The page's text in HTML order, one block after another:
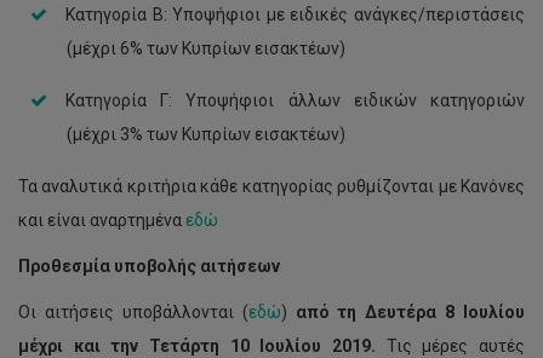
Κατηγορία Β: Υποψήφιοι με ειδικές ανάγκες/περιστάσεις
(μέχρι 6% των Κυπρίων εισακτέων)
Κατηγορία Γ: Υποψήφιοι άλλων ειδικών κατηγοριών
(μέχρι 3% των Κυπρίων εισακτέων)
Τα αναλυτικά κριτήρια κάθε κατηγορίας ρυθμίζονται με Κανόνες
και είναι αναρτημένα εδώ
Προθεσμία υποβολής αιτήσεων
Oι αιτήσεις υποβάλλονται (εδώ) από τη Δευτέρα 8 Ιουλίου
μέχρι και την Τετάρτη 10 Ιουλίου 2019. Τις μέρες αυτές